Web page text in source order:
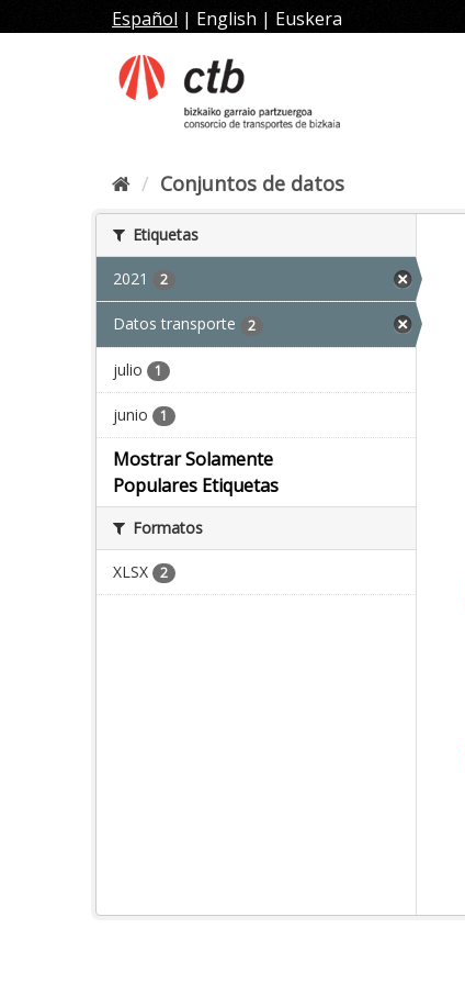
al
Español | English | Euskera
Conjuntos de datos
Etiquetas
2021 2
Datos transporte 2
julio 1
junio 1
Mostrar Solamente
Populares Etiquetas
Formatos
XLSX 2